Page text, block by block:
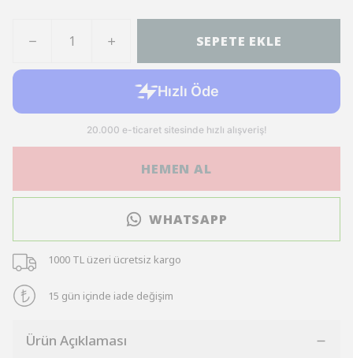
SEPETE EKLE
HEMEN AL
WHATSAPP
1000 TL üzeri ücretsiz kargo
15 gün içinde iade değişim
Ürün Açıklaması